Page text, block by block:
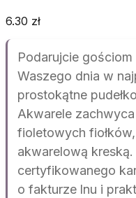
6.30 zł
Podarujcie gościom
Waszego dnia w
prostokątne
Akwarele
fioletowych
akwarelową
certyfikowanego
o fakturze lnu i